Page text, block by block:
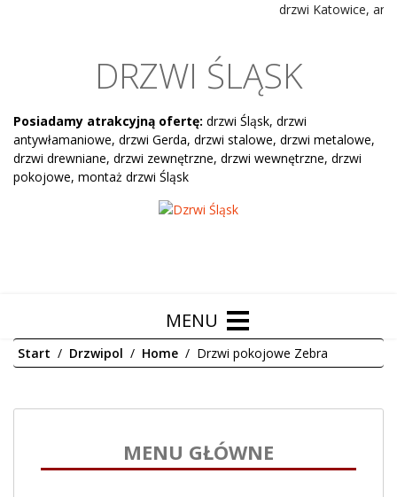
drzwi Katowice,
DRZWI ŚLĄSK
Posiadamy atrakcyjną ofertę: drzwi Śląsk, drzwi
antywłamaniowe, drzwi Gerda, drzwi stalowe, drzwi metalowe,
drzwi drewniane, drzwi zewnętrzne, drzwi wewnętrzne, drzwi
pokojowe, montaż drzwi Śląsk
Start Drzwipol Home Drzwi pokojowe Zebra
MENU GŁÓWNE